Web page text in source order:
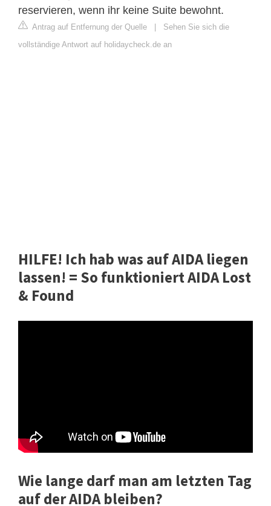
reservieren, wenn ihr keine Suite bewohnt.
Antrag auf Entfernung der Quelle
Sehen Sie sich die
vollständige Antwort auf holidaycheck.de an
HILFE! Ich hab was auf AIDA liegen
lassen! = So funktioniert AIDA Lost
& Found
Wie lange darf man am letzten Tag
auf der AIDA bleiben?